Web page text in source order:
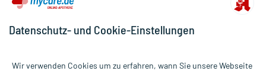
Datenschutz- und Cookie-Einstellungen
Wir verwenden Cookies um zu erfahren, wann Sie unsere Webseite